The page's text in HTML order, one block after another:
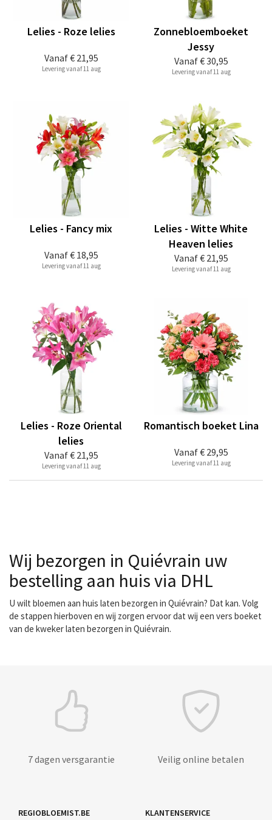
Vanaf€ 21,95
Lelies - Roze lelies
Levering vanaf 11 aug
Vanaf€ 30,95
Zonnebloemboeket
Jessy
Levering vanaf 11 aug
Vanaf€ 18,95
Lelies - Fancy mix
Levering vanaf 11 aug
Vanaf€ 21,95
Lelies - Witte White
Heaven lelies
Levering vanaf 11 aug
Vanaf€ 21,95
Lelies - Roze Oriental
lelies
Levering vanaf 11 aug
Vanaf€ 29,95
Romantisch boeket Lina
Levering vanaf 11 aug
Wij bezorgen in Quiévrain uw
bestelling aan huis via DHL
U wilt bloemen aan huis laten bezorgen in Quiévrain? Dat kan. Volg
de stappen hierboven en wij zorgen ervoor dat wij een vers boeket
van de kweker laten bezorgen in Quiévrain.
7 dagen versgarantie Veilig online betalen
REGIOBLOEMIST.BE KLANTENSERVICE